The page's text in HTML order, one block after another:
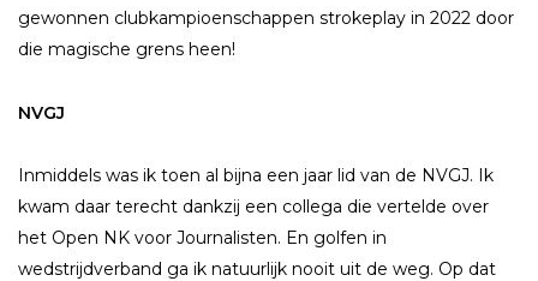
gewonnen clubkampioenschappen strokeplay in 2022 door
die magische grens heen!
NVGJ
Inmiddels was ik toen al bijna een jaar lid van de NVGJ. Ik
kwam daar terecht dankzij een collega die vertelde over
het Open NK voor Journalisten. En golfen in
wedstrijdverband ga ik natuurlijk nooit uit de weg. Op dat